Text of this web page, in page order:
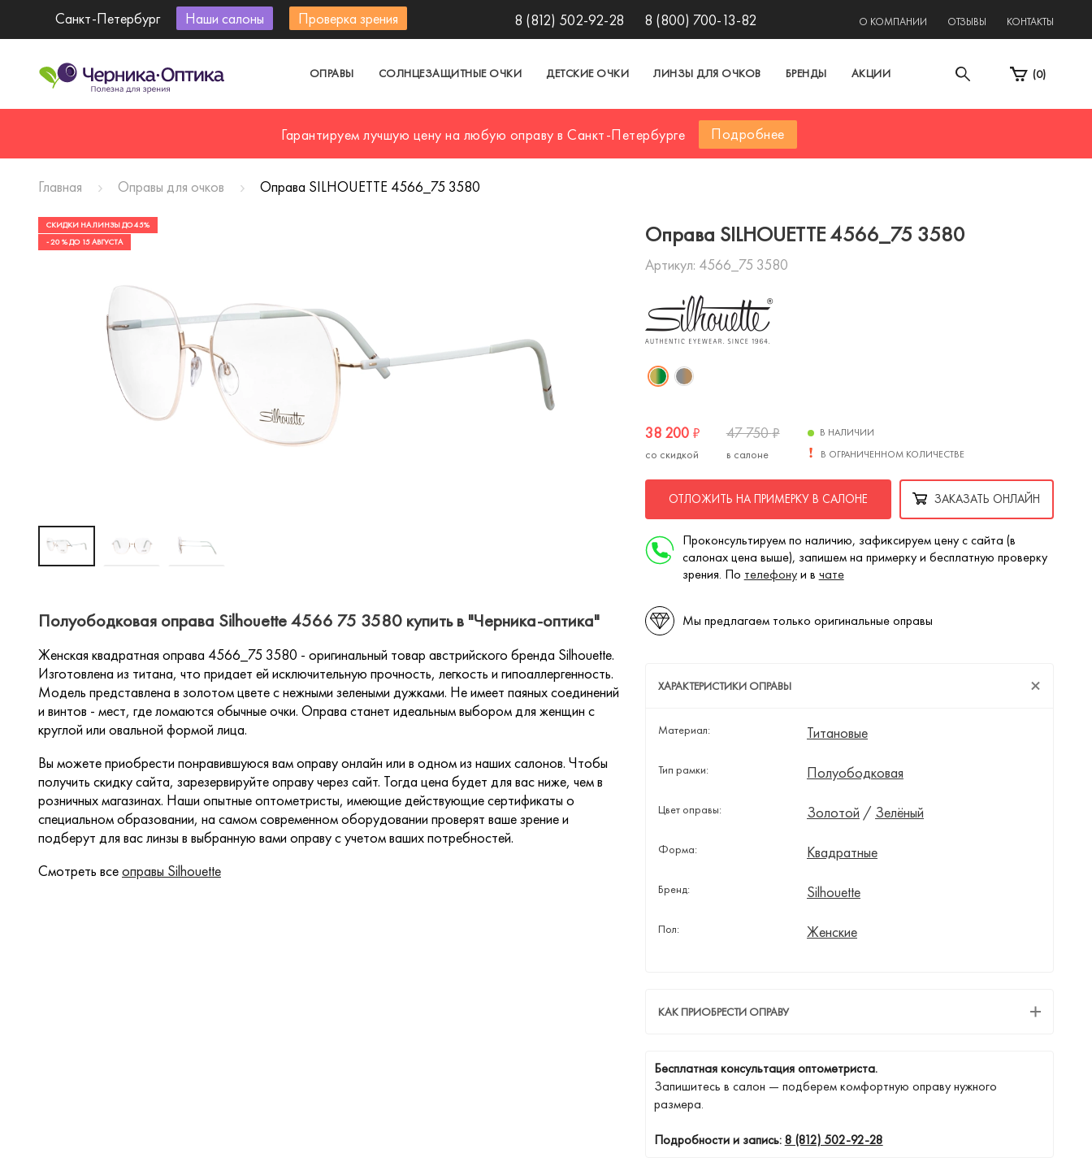
Санкт-Петербург Наши салоны Проверка зрения 8 (812) 502-92-28 8 (800) 700-13-82 О КОМПАНИИ ОТЗЫВЫ КОНТАКТЫ
ОПРАВЫ СОЛНЦЕЗАЩИТНЫЕ ОЧКИ ДЕТСКИЕ ОЧКИ ЛИНЗЫ ДЛЯ ОЧКОВ БРЕНДЫ АКЦИИ (0)
Гарантируем лучшую цену на любую оправу в Санкт-Петербурге Подробнее
Главная Оправы для очков Оправа SILHOUETTE 4566_75 3580
Оправа SILHOUETTE 4566_75 3580
Артикул: 4566_75 3580
38 200 ₽
со скидкой
47 750₽
в салоне
В НАЛИЧИИ
В ОГРАНИЧЕННОМ КОЛИЧЕСТВЕ
ОТЛОЖИТЬ НА ПРИМЕРКУ В САЛОНЕ ЗАКАЗАТЬ ОНЛАЙН
Проконсультируем по наличию, зафиксируем цену с сайта (в
салонах цена выше), запишем на примерку и бесплатную проверку
зрения. По телефонуи в чате
Мы предлагаем только оригинальные оправы
ХАРАКТЕРИСТИКИ ОПРАВЫ
Материал: Титановые
Тип рамки: Полуободковая
Цвет оправы: Золотой / Зелёный
Форма: Квадратные
Бренд: Silhouette
Пол: Женские
КАК ПРИОБРЕСТИ ОПРАВУ
Бесплатная консультация оптометриста.
Запишитесь в салон — подберем комфортную оправу нужного
размера.
Подробности и запись:8 (812) 502-92-28
СКИДКИ НА ЛИНЗЫ ДО 45%
- 20 % ДО 15 АВГУСТА
Полуободковая оправа Silhouette 4566 75 3580 купить в "Черника-оптика"
Женская квадратная оправа 4566_75 3580 - оригинальный товар австрийского бренда Silhouette.
Изготовлена из титана, что придает ей исключительную прочность, легкость и гипоаллергенность.
Модель представлена в золотом цвете с нежными зелеными дужками. Не имеет паяных соединений
и винтов - мест, где ломаются обычные очки. Оправа станет идеальным выбором для женщин с
круглой или овальной формой лица.
Вы можете приобрести понравившуюся вам оправу онлайн или в одном из наших салонов. Чтобы
получить скидку сайта, зарезервируйте оправу через сайт. Тогда цена будет для вас ниже, чем в
розничных магазинах. Наши опытные оптометристы, имеющие действующие сертификаты о
специальном образовании, на самом современном оборудовании проверят ваше зрение и
подберут для вас линзы в выбранную вами оправу с учетом ваших потребностей.
Смотреть всеоправы Silhouette